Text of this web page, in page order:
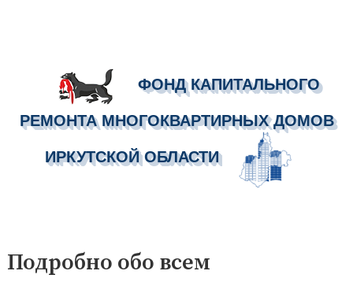
ФОНД КАПИТАЛЬНОГО
РЕМОНТА МНОГОКВАРТИРНЫХ ДОМОВ
ИРКУТСКОЙ ОБЛАСТИ
содержимому
Подробно обо всем